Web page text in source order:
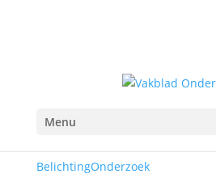
Menu
BelichtingOnderzoek